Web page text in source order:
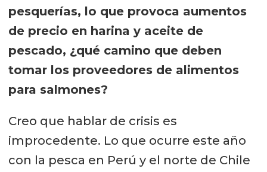
pesquerías, lo que provoca aumentos
de precio en harina y aceite de
pescado, ¿qué camino que deben
tomar los proveedores de alimentos
para salmones?
Creo que hablar de crisis es
improcedente. Lo que ocurre este año
con la pesca en Perú y el norte de Chile